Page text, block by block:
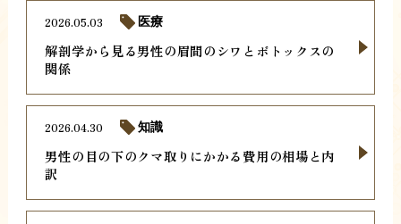
解剖学から見る男性の眉間のシワとボトックスの
関係
2026.05.03 医療
男性の目の下のクマ取りにかかる費用の相場と内
訳
2026.04.30 知識